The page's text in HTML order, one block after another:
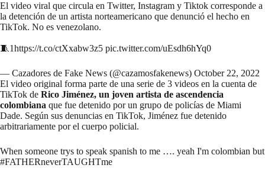
El video viral que circula en Twitter, Instagram y Tiktok corresponde a
la detención de un artista norteamericano que denunció el hecho en
TikTok. No es venezolano.
🧵1https://t.co/ctXxabw3z5 pic.twitter.com/uEsdh6hYq0
— Cazadores de Fake News (@cazamosfakenews) October 22, 2022
El video original forma parte de una serie de 3 videos en la cuenta de
TikTok de Rico Jiménez, un joven artista de ascendencia
colombiana que fue detenido por un grupo de policías de Miami
Dade. Según sus denuncias en TikTok, Jiménez fue detenido
arbitrariamente por el cuerpo policial.
When someone trys to speak spanish to me …. yeah I'm colombian but
#FATHERneverTAUGHTme